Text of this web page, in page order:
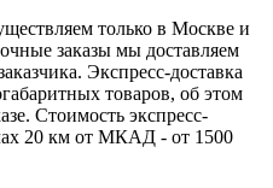
только в Москве и
заказы мы доставляем
Экспресс-доставка
товаров, об этом
Стоимость экспресс-
20 км от МКАД - от 1500